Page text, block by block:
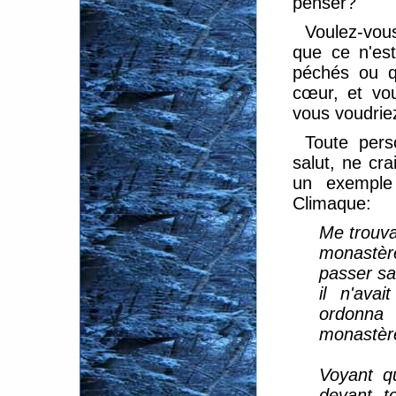
Voulez-
que ce
péchés ou
cœur, et
vous
Toute
salut, ne
un
Climaque:
Me
passer
il
Voyant